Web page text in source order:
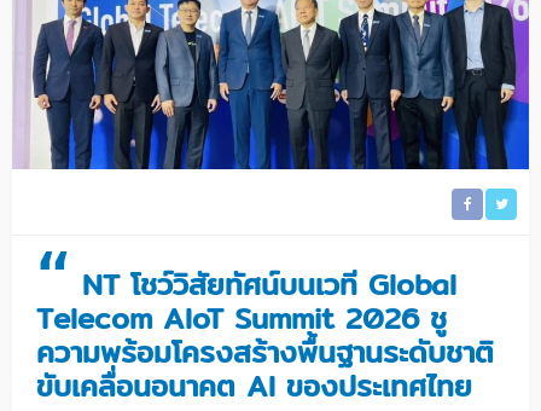
“ NT โชว์วิสัยทัศน์บนเวที Global
Telecom AIoT Summit 2026 ชู
ความพร้อมโครงสร้างพื้นฐานระดับชาติ
ขับเคลื่อนอนาคต AI ของประเทศไทย